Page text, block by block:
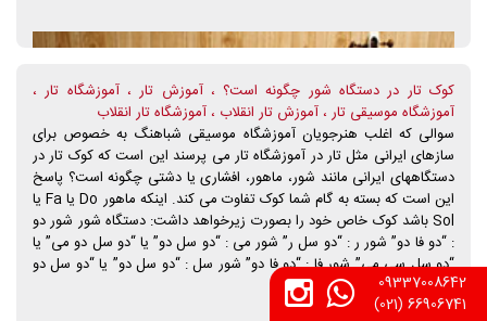
کوک تار در دستگاه شور چگونه است؟ ، آموزش تار ، آموزشگاه تار ،
آموزشگاه موسیقی تار ، آموزش تار انقلاب ، آموزشگاه تار انقلاب
سوالی که اغلب هنرجویان آموزشگاه موسیقی شباهنگ به خصوص برای
سازهای ایرانی مثل تار در آموزشگاه تار می پرسند این است که کوک تار در
دستگاههای ایرانی مانند شور، ماهور، افشاری یا دشتی چگونه است؟ پاسخ
این است که بسته به گام شما کوک تفاوت می کند. اینکه ماهور Do یا Fa یا
Sol باشد کوک خاص خود را بصورت زیرخواهد داشت: دستگاه شور شور دو
: “دو فا دو” شور ر : “دو سل ر” شور می : “دو سل دو” یا “دو سل دو می” یا
“دو سل سی می” شور فا : “دو فا دو” شور سل : “دو سل دو” یا “دو سل دو
فا” شور لا : “دو سل لا ر”
09337008642
66906741 (021)